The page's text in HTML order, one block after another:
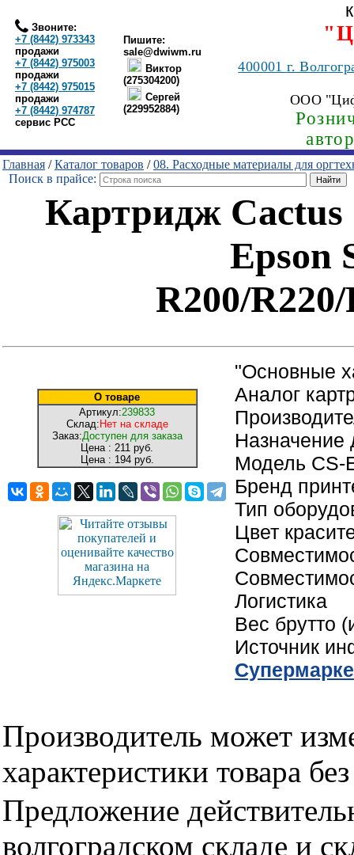
Звоните:
+7 (8442) 973343
продажи
+7 (8442) 975003
продажи
+7 (8442) 975015
продажи
+7 (8442) 974787
сервис РСС
Пишите:
sale@dwiwm.ru
Виктор
(275304200)
Сергей
(229952884)
400001г.
ООО
Главная /Каталог товаров /08. Расходные материалы для
Поиск в прайсе:
Картридж Cactus
Epson
R200/
О товаре
Артикул:239833
Склад: Нет на складе
Заказ:Доступен для заказа
Цена : 211 руб.
Цена : 194 руб.
"Основные
Аналог
Назначение
Модель CS-
Бренд
Тип
Цвет
Логистика
Вес брутто
Источник
Производитель может
характеристики товара
Предложение
волгоградском складе и